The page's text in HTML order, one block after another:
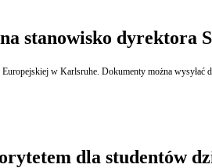
stanowisko dyrektora
w Karlsruhe. Dokumenty można wysyłać
dla studentów